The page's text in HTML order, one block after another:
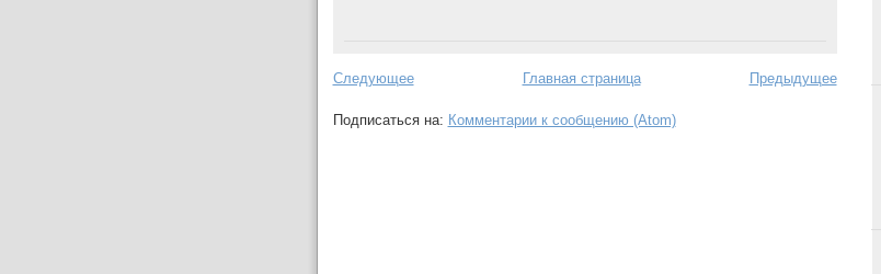
Следующее Предыдущее
Главная страница
Подписаться на: Комментарии к сообщению (Atom)